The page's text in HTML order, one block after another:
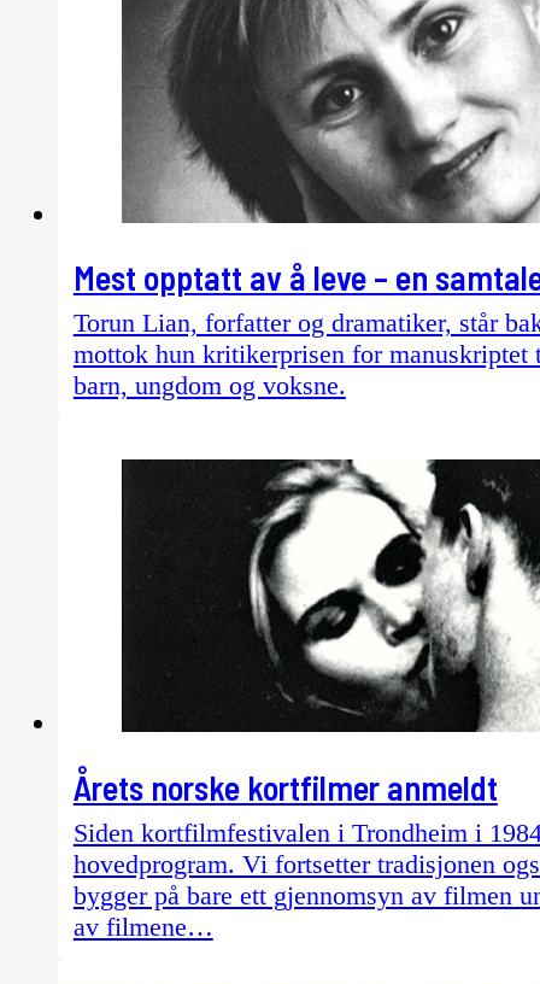
Mest opptatt av å leve – en
Torun Lian, forfatter og dramatiker, står
mottok hun kritikerprisen for manuskriptet
barn, ungdom og voksne.
Årets norske kortfilmer anmeldt
Siden kortfilmfestivalen i Trondheim i
hovedprogram. Vi fortsetter tradisjonen
bygger på bare ett gjennomsyn av filmen
av filmene…